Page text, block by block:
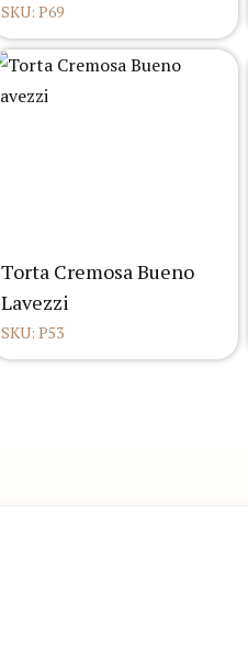
SKU: P69
Torta Cremosa Bueno
Lavezzi
SKU: P53